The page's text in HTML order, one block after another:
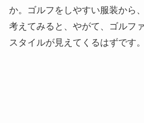
か。ゴルフをしやすい服装から
考えてみると、やがて、ゴルフ
スタイルが見えてくるはずです。